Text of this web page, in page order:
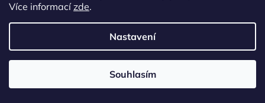
Více informacízde.
Nastavení
Souhlasím
cool4kids.cz